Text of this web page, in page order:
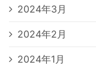
2024年3月
2024年2月
2024年1月